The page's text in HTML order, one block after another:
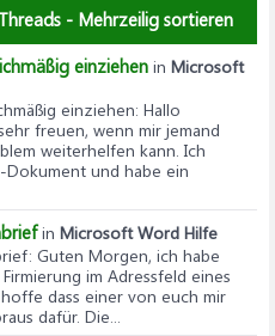
- Mehrzeilig sortieren
einziehen in Microsoft
einziehen: Hallo
freuen, wenn mir jemand
weiterhelfen kann. Ich
und habe ein
in Microsoft Word Hilfe
: Guten Morgen, ich habe
im Adressfeld eines
dass einer von euch mir
dafür. Die...